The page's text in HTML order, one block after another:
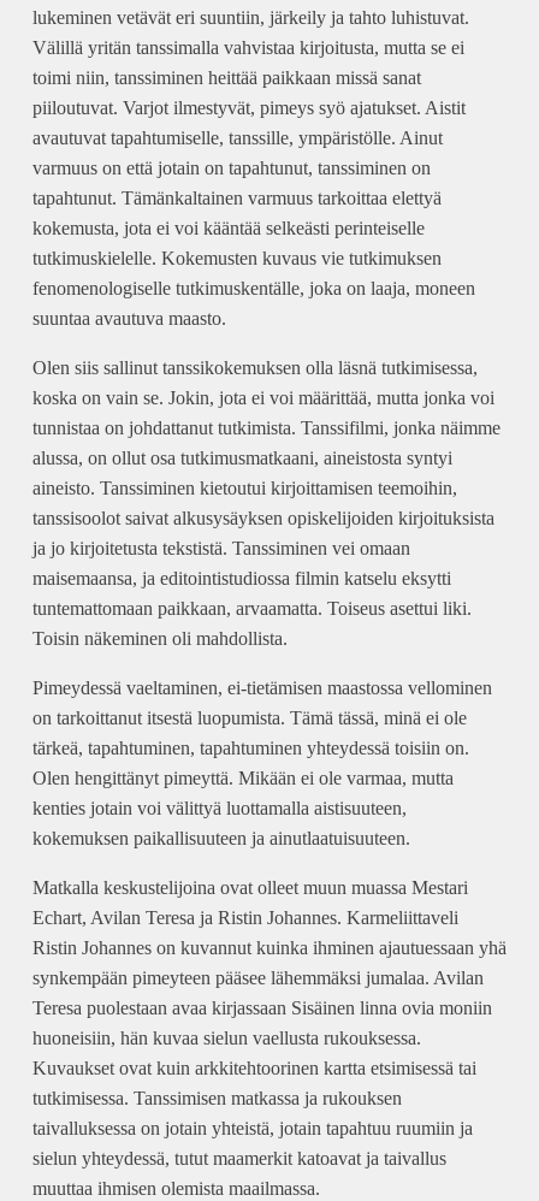
lukeminen vetävät eri suuntiin, järkeily ja tahto luhistuvat.
Välillä yritän tanssimalla vahvistaa kirjoitusta, mutta se ei
toimi niin, tanssiminen heittää paikkaan missä sanat
piiloutuvat. Varjot ilmestyvät, pimeys syö ajatukset. Aistit
avautuvat tapahtumiselle, tanssille, ympäristölle. Ainut
varmuus on että jotain on tapahtunut, tanssiminen on
tapahtunut. Tämänkaltainen varmuus tarkoittaa elettyä
kokemusta, jota ei voi kääntää selkeästi perinteiselle
tutkimuskielelle. Kokemusten kuvaus vie tutkimuksen
fenomenologiselle tutkimuskentälle, joka on laaja, moneen
suuntaa avautuva maasto.
Olen siis sallinut tanssikokemuksen olla läsnä tutkimisessa,
koska on vain se. Jokin, jota ei voi määrittää, mutta jonka voi
tunnistaa on johdattanut tutkimista. Tanssifilmi, jonka näimme
alussa, on ollut osa tutkimusmatkaani, aineistosta syntyi
aineisto. Tanssiminen kietoutui kirjoittamisen teemoihin,
tanssisoolot saivat alkusysäyksen opiskelijoiden kirjoituksista
ja jo kirjoitetusta tekstistä. Tanssiminen vei omaan
maisemaansa, ja editointistudiossa filmin katselu eksytti
tuntemattomaan paikkaan, arvaamatta. Toiseus asettui liki.
Toisin näkeminen oli mahdollista.
Pimeydessä vaeltaminen, ei-tietämisen maastossa vellominen
on tarkoittanut itsestä luopumista. Tämä tässä, minä ei ole
tärkeä, tapahtuminen, tapahtuminen yhteydessä toisiin on.
Olen hengittänyt pimeyttä. Mikään ei ole varmaa, mutta
kenties jotain voi välittyä luottamalla aistisuuteen,
kokemuksen paikallisuuteen ja ainutlaatuisuuteen.
Matkalla keskustelijoina ovat olleet muun muassa Mestari
Echart, Avilan Teresa ja Ristin Johannes. Karmeliittaveli
Ristin Johannes on kuvannut kuinka ihminen ajautuessaan yhä
synkempään pimeyteen pääsee lähemmäksi jumalaa. Avilan
Teresa puolestaan avaa kirjassaan Sisäinen linna ovia moniin
huoneisiin, hän kuvaa sielun vaellusta rukouksessa.
Kuvaukset ovat kuin arkkitehtoorinen kartta etsimisessä tai
tutkimisessa. Tanssimisen matkassa ja rukouksen
taivalluksessa on jotain yhteistä, jotain tapahtuu ruumiin ja
sielun yhteydessä, tutut maamerkit katoavat ja taivallus
muuttaa ihmisen olemista maailmassa.